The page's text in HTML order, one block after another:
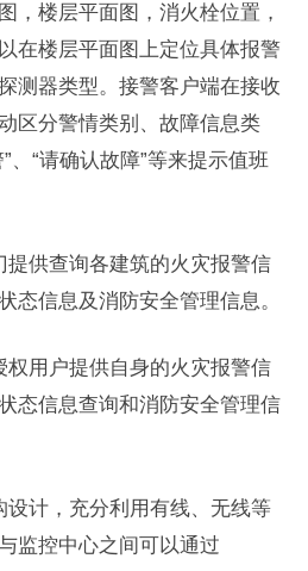
，楼层平面图，消火栓位置，
在楼层平面图上定位具体报警
测器类型。接警客户端在接收
区分警情类别、故障信息类
、“请确认故障”等来提示值班
提供查询各建筑的火灾报警信
态信息及消防安全管理信息。
权用户提供自身的火灾报警信
态信息查询和消防安全管理信
设计，充分利用有线、无线等
监控中心之间可以通过